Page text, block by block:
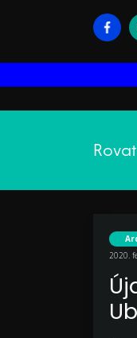
2020.